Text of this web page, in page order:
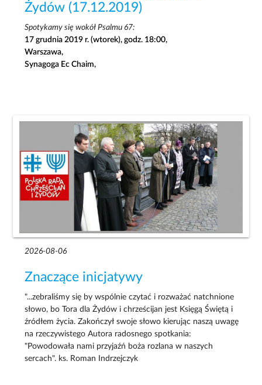
Żydów (17.12.2019)
Spotykamy się wokół Psalmu 67:
17 grudnia 2019 r. (wtorek), godz. 18:00,
Warszawa,
Synagoga Ec Chaim,
2026-08-06
Znaczące inicjatywy
"...zebraliśmy się by wspólnie czytać i rozważać natchnione
słowo, bo Tora dla Żydów i chrześcijan jest Księgą Świętą i
źródłem życia. Zakończył swoje słowo kierując naszą uwagę
na rzeczywistego Autora radosnego spotkania:
"Powodowała nami przyjaźń boża rozlana w naszych
sercach". ks. Roman Indrzejczyk